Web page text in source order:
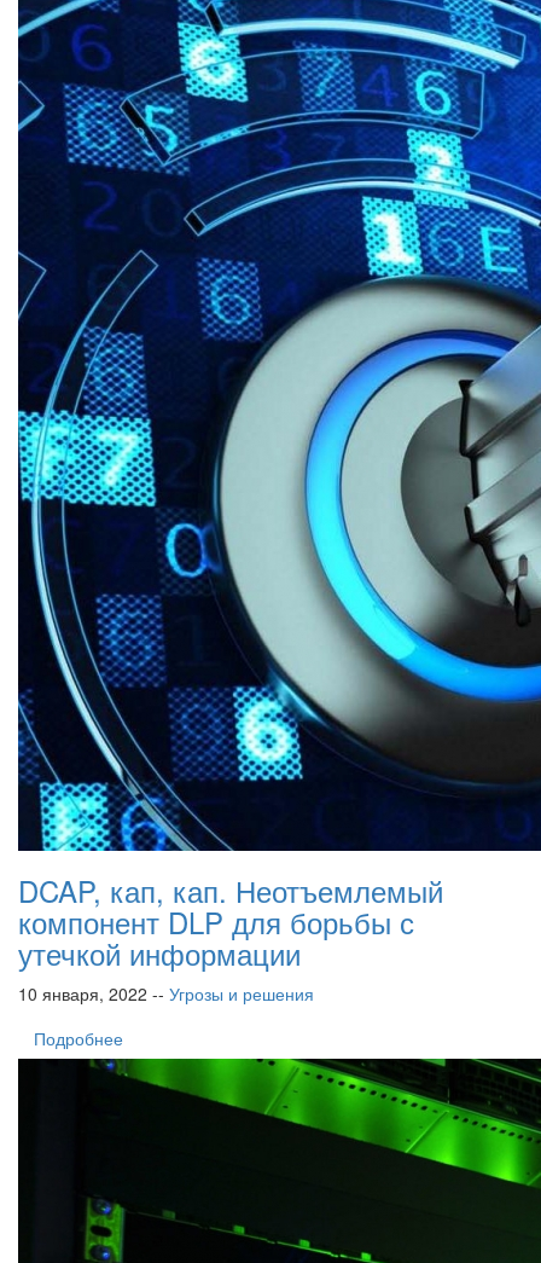
DCAP, кап, кап. Неотъемлемый
компонент DLP для борьбы с
утечкой информации
10 января, 2022 -- Угрозы и решения
Подробнее